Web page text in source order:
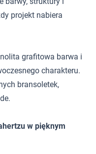
projekt nabiera
grafitowa barwa i
charakteru.
bransoletek,
w pięknym